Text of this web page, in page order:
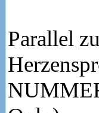
Parallel